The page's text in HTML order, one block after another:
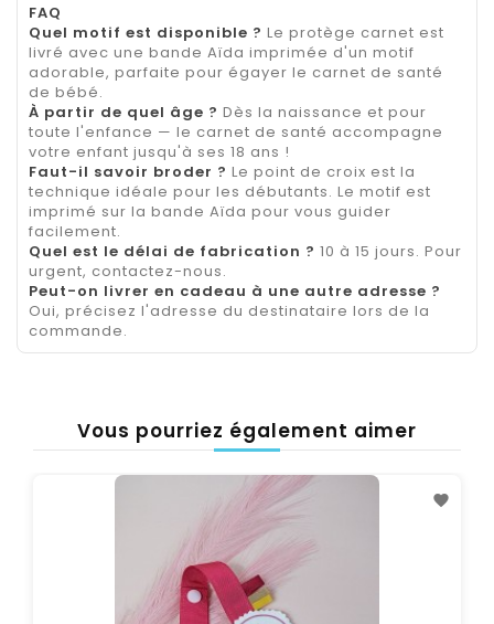
FAQ
Quel motif est disponible ? Le protège carnet est
livré avec une bande Aïda imprimée d'un motif
adorable, parfaite pour égayer le carnet de santé
de bébé.
À partir de quel âge ? Dès la naissance et pour
toute l'enfance — le carnet de santé accompagne
votre enfant jusqu'à ses 18 ans !
Faut-il savoir broder ? Le point de croix est la
technique idéale pour les débutants. Le motif est
imprimé sur la bande Aïda pour vous guider
facilement.
Quel est le délai de fabrication ? 10 à 15 jours. Pour
urgent, contactez-nous.
Peut-on livrer en cadeau à une autre adresse ?
Oui, précisez l'adresse du destinataire lors de la
commande.
Vous pourriez également aimer